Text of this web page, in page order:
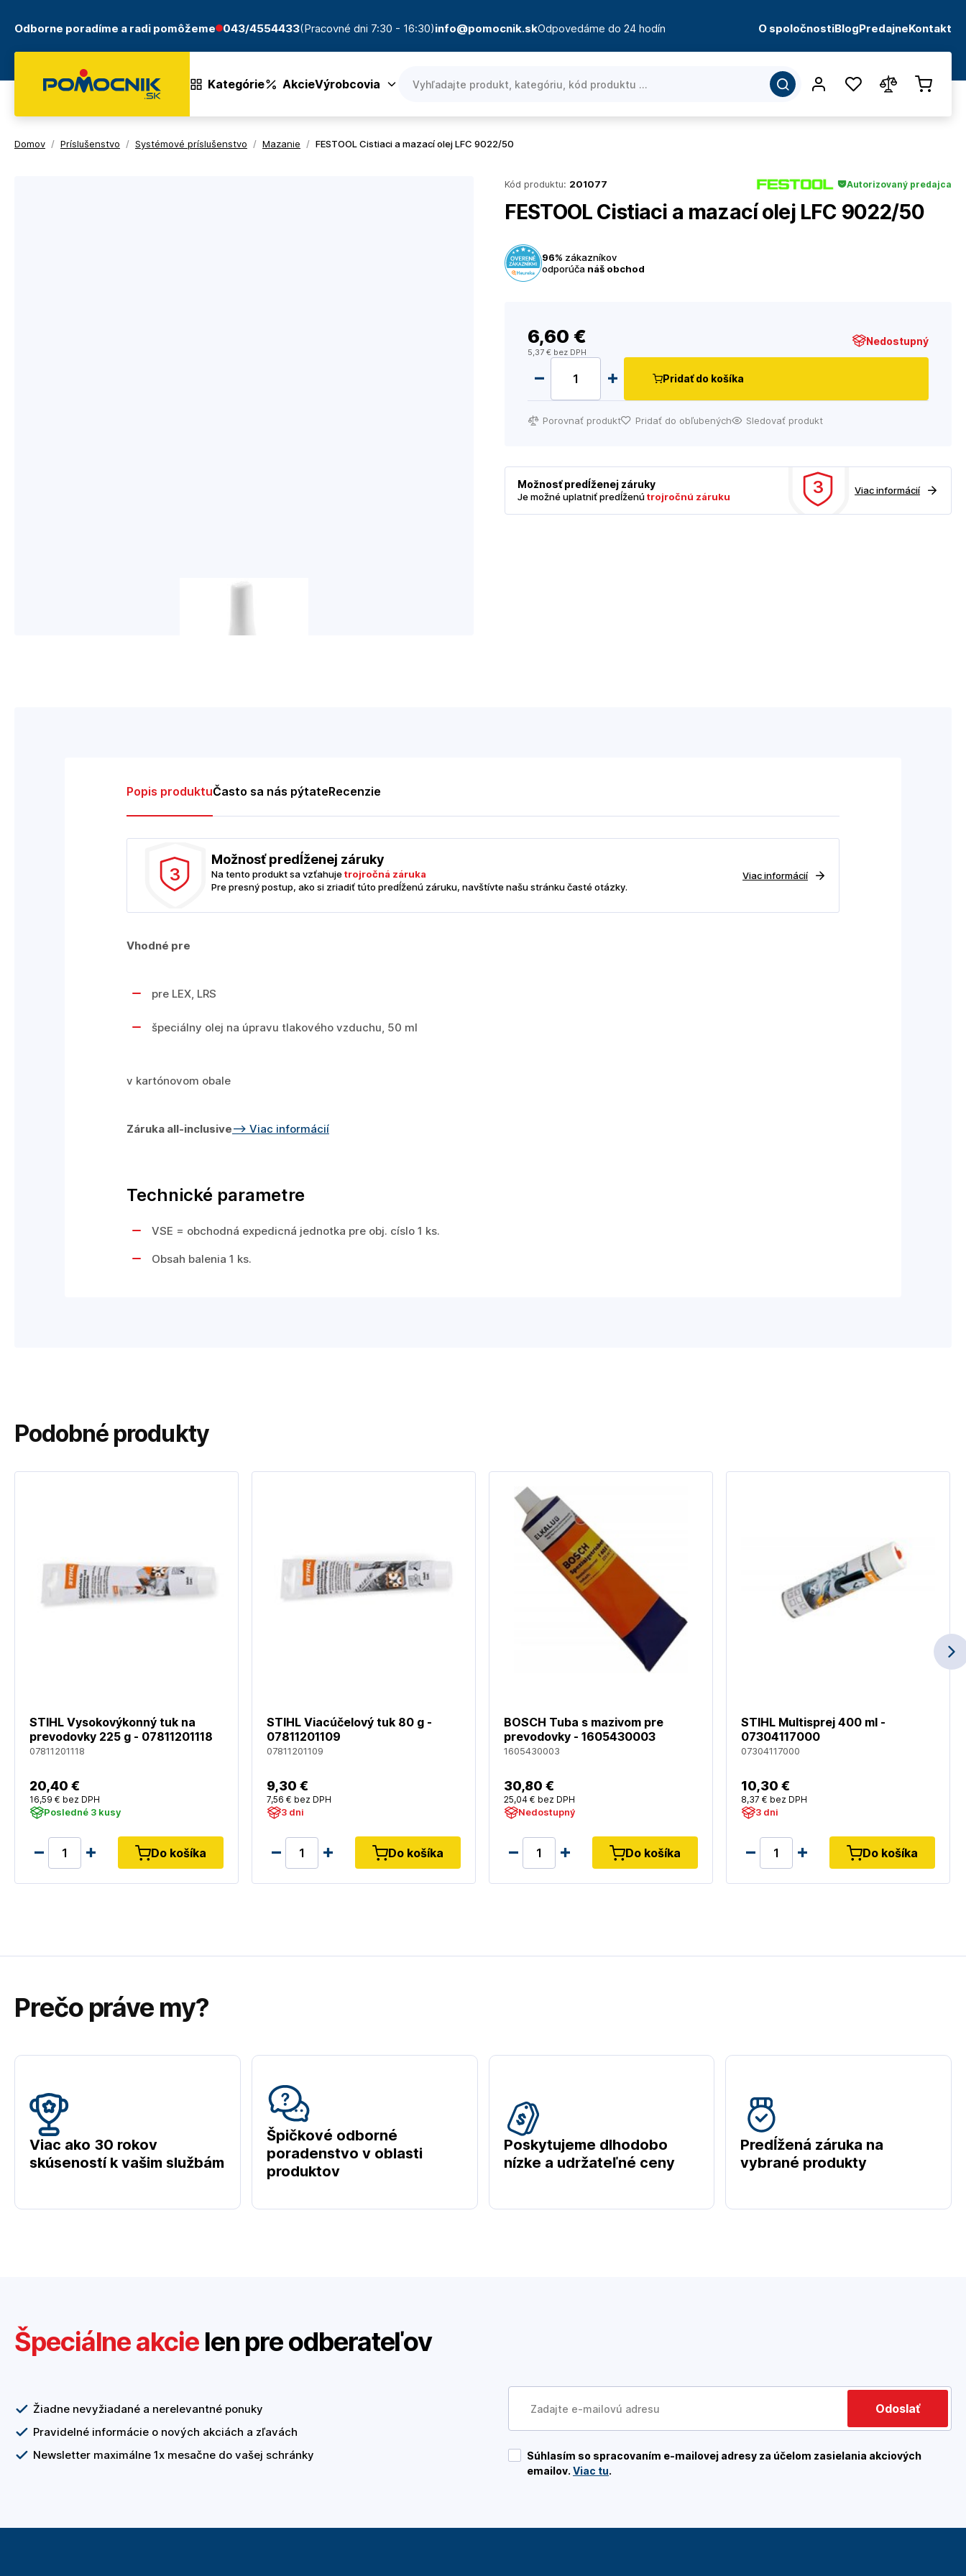
Odborne poradíme a radi pomôžeme 043/4554433(Pracovné dni 7:30 - 16:30)info@pomocnik.skOdpovedáme do 24 hodín O spoločnostiBlogPredajneKontakt
Kategórie AkcieVýrobcovia
Domov / Príslušenstvo / Systémové príslušenstvo / Mazanie / FESTOOL Cistiaci a mazací olej LFC 9022/50
Kód produktu: 201077 Autorizovaný predajca
FESTOOL Cistiaci a mazací olej LFC 9022/50
96% zákazníkov
odporúča náš obchod
6,60 €
5 ,37 € bez DPH
Nedostupný
Pridať do košíka
Porovnať produkt Pridať do obľubených Sledovať produkt
Možnosť predĺženej záruky
Je možné uplatniť predĺženútrojročnú záruku 3 Viac informácií
Popis produktuČasto sa nás pýtateRecenzie
3
Možnosť predĺženej záruky
Na tento produkt sa vzťahujetrojročná záruka
Pre presný postup, ako si zriadiť túto predĺženú záruku, navštívte našu stránku časté otázky.
Viac informácií
Vhodné pre
pre LEX, LRS
špeciálny olej na úpravu tlakového vzduchu, 50 ml
v kartónovom obale
Záruka all-inclusive--> Viac informácií
Technické parametre
VSE = obchodná expedicná jednotka pre obj. císlo 1 ks.
Obsah balenia 1 ks.
Podobné produkty
STIHL Vysokovýkonný tuk na
prevodovky 225 g - 07811201118
07811201118
20,40 €
16,59 € bez DPH
Posledné 3 kusy
Do košíka
STIHL Viacúčelový tuk 80 g -
07811201109
07811201109
9,30 €
7,56 € bez DPH
3 dni
Do košíka
BOSCH Tuba s mazivom pre
prevodovky - 1605430003
1605430003
30,80 €
25,04 € bez DPH
Nedostupný
Do košíka
STIHL Multisprej 400 ml -
07304117000
07304117000
10,30 €
8,37 € bez DPH
3 dni
Do košíka
Prečo práve my?
Viac ako 30 rokov
skúseností k vašim službám
Špičkové odborné
poradenstvo v oblasti
produktov
Poskytujeme dlhodobo
nízke a udržateľné ceny
Predĺžená záruka na
vybrané produkty
Špeciálne akcielen pre odberateľov
Žiadne nevyžiadané a nerelevantné ponuky
Pravidelné informácie o nových akciách a zľavách
Newsletter maximálne 1x mesačne do vašej schránky
Odoslať
Súhlasím so spracovaním e-mailovej adresy za účelom zasielania akciových
emailov. Viac tu.